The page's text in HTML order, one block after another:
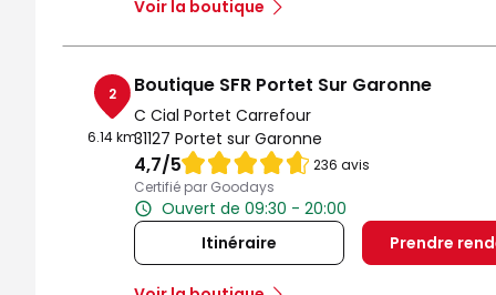
Voir la boutique
2
6.14 km
Boutique SFR Portet Sur Garonne
C Cial Portet Carrefour
31127 Portet sur Garonne
4,7/5Note de 4.7 sur 5
236 avis
Certifié par Goodays
Ouvert de 09:30 - 20:00
Itinéraire
Prendre